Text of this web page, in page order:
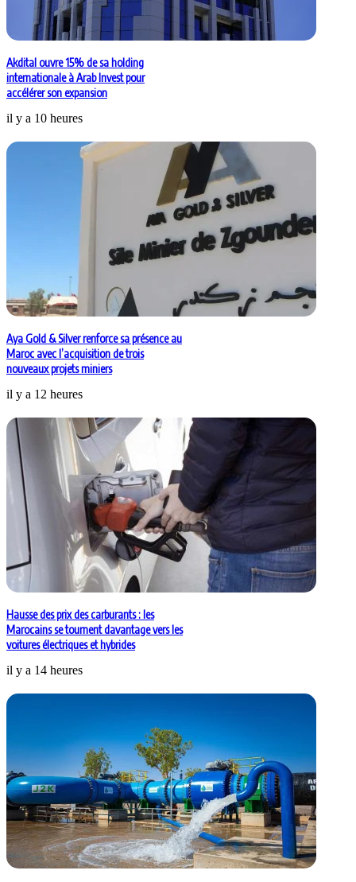
Akdital ouvre 15% de sa holding
internationale à Arab Invest pour
accélérer son expansion
il y a 10 heures
Aya Gold & Silver renforce sa présence au
Maroc avec l’acquisition de trois
nouveaux projets miniers
il y a 12 heures
Hausse des prix des carburants : les
Marocains se tournent davantage vers les
voitures électriques et hybrides
il y a 14 heures